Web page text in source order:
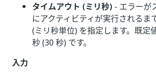
タイムアウト (ミリ秒) - エラーが
にアクティビティが実行されるま
(ミリ秒単位) を指定します。既定
秒 (30 秒) です。
入力